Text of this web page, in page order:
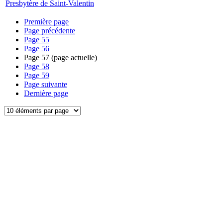
Presbytère de Saint-Valentin
Première page
Page précédente
Page 55
Page 56
Page 57 (page actuelle)
Page 58
Page 59
Page suivante
Dernière page